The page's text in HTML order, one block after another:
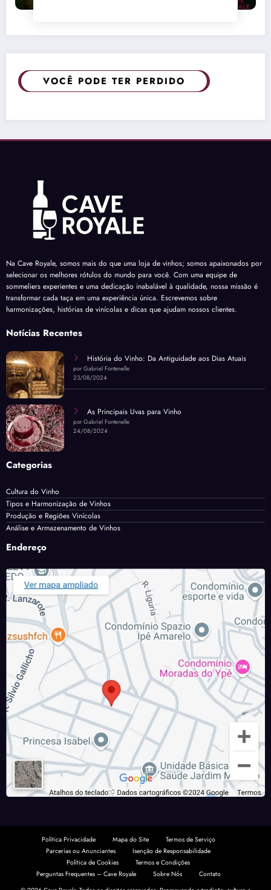
VOCÊ PODE TER PERDIDO
Na Cave Royale, somos mais do que uma loja de vinhos; somos apaixonados por
selecionar os melhores rótulos do mundo para você. Com uma equipe de
sommeliers experientes e uma dedicação inabalável à qualidade, nossa missão é
transformar cada taça em uma experiência única. Escrevemos sobre
harmonizações, histórias de vinícolas e dicas que ajudam nossos clientes.
Notícias Recentes
História do Vinho: Da Antiguidade aos Dias Atuais
por Gabriel Fontenelle
23/08/2024
As Principais Uvas para Vinho
por Gabriel Fontenelle
24/08/2024
Categorias
Cultura do Vinho
Tipos e Harmonização de Vinhos
Produção e Regiões Vinícolas
Análise e Armazenamento de Vinhos
Endereço
Política Privacidade Mapa do Site
Termos de Serviço
Parcerias ou Anunciantes
Isenção de Responsabilidade
Política de Cookies
Termos e Condições
Perguntas Frequentes – Cave Royale
Sobre Nós
Contato